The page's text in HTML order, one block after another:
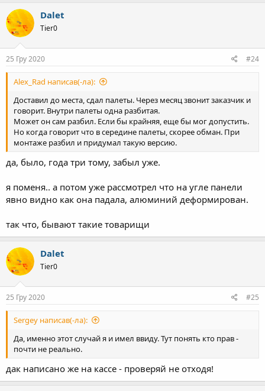
Dalet
Tier0
25 Гру 2020 #24
Alex_Rad написав(-ла):
Доставил до места, сдал палеты. Через месяц звонит заказчик и
говорит. Внутри палеты одна разбитая.
Может он сам разбил. Если бы крайняя, еще бы мог допустить.
Но когда говорит что в середине палеты, скорее обман. При
монтаже разбил и придумал такую версию.
да, было, года три тому, забыл уже.
я поменя.. а потом уже рассмотрел что на угле панели
явно видно как она падала, алюминий деформирован.
так что, бывают такие товарищи
Dalet
Tier0
25 Гру 2020 #25
Sergey написав(-ла):
Да, именно этот случай я и имел ввиду. Тут понять кто прав -
почти не реально.
дак написано же на кассе - проверяй не отходя!